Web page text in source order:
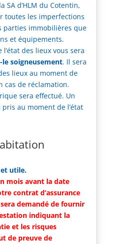
SA d’HLM du Cotentin,
toutes les imperfections
parties immobilières que
et équipements.
des lieux vous sera
le soigneusement. Il sera
lieux au moment de
cas de réclamation.
sera effectué. Un
au moment de l’état
et utile.
mois avant la date
contrat d’assurance
demandé de fournir
indiquant la
et les risques
de preuve de